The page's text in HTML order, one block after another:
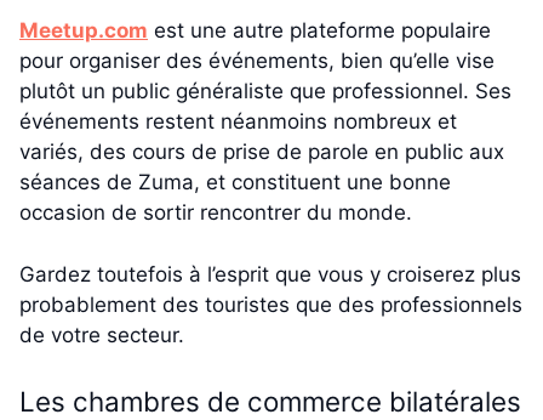
Meetup.com est une autre plateforme populaire
pour organiser des événements, bien qu’elle vise
plutôt un public généraliste que professionnel. Ses
événements restent néanmoins nombreux et
variés, des cours de prise de parole en public aux
séances de Zuma, et constituent une bonne
occasion de sortir rencontrer du monde.
Gardez toutefois à l’esprit que vous y croiserez plus
probablement des touristes que des professionnels
de votre secteur.
Les chambres de commerce bilatérales